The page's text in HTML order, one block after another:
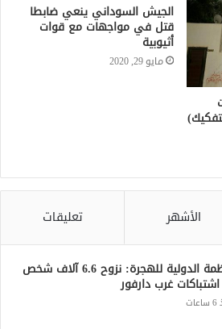
الجيش السوداني ينعي ضابطا
قتل في مواجهات مع قوات
أثيوبية
مايو 29, 2020
الأشهر تعليقات
المنظمة الدولية للهجرة: نزوح 6.6 آلاف شخص
غرب دارفور